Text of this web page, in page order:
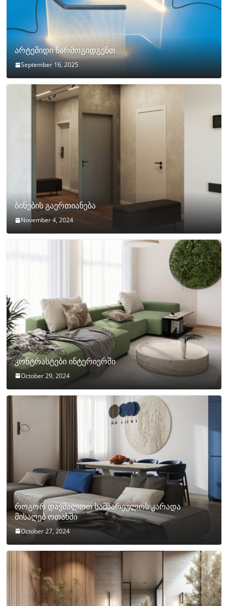
არტემიდი წარმოგიდგენთ
September 16, 2025
ბინების გაერთიანება
November 4, 2024
კონტრასტები ინტერიერში
October 29, 2024
როგორ დავმალოთ სამზარეულოს კარადა
მისაღებ ოთახში
October 27, 2024